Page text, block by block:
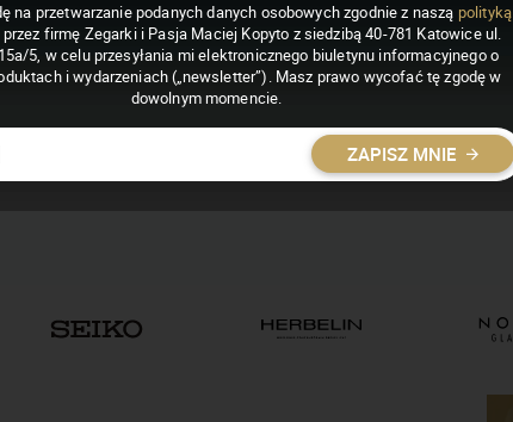
na przetwarzanie podanych danych osobowych zgodnie z naszą polityką
przez firmę Zegarki i Pasja Maciej Kopyto z siedzibą 40-781 Katowice ul.
5, w celu przesyłania mi elektronicznego biuletynu informacyjnego o
i wydarzeniach („newsletter”). Masz prawo wycofać tę zgodę w
dowolnym momencie.
ZAPISZ MNIE